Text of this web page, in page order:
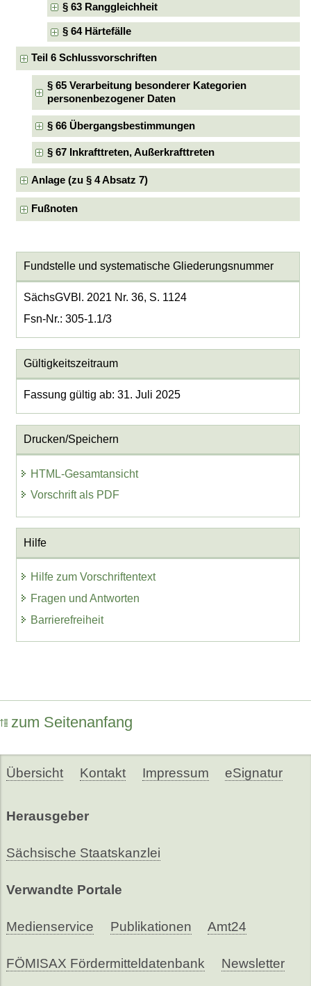
§ 63 Ranggleichheit
§ 64 Härtefälle
Teil 6 Schlussvorschriften
§ 65 Verarbeitung besonderer Kategorien
personenbezogener Daten
§ 66 Übergangsbestimmungen
§ 67 Inkrafttreten, Außerkrafttreten
Anlage (zu § 4 Absatz 7)
Fußnoten
Fundstelle und systematische Gliederungsnummer
SächsGVBl. 2021 Nr. 36, S. 1124
Fsn-Nr.: 305-1.1/3
Gültigkeitszeitraum
Fassung gültig ab: 31. Juli 2025
Drucken/Speichern
HTML-Gesamtansicht
Vorschrift als PDF
Hilfe
Hilfe zum Vorschriftentext
Fragen und Antworten
Barrierefreiheit
zum Seitenanfang
Übersicht Kontakt Impressum eSignatur
Herausgeber
Sächsische Staatskanzlei
Verwandte Portale
Medienservice Publikationen Amt24
FÖMISAX Fördermitteldatenbank Newsletter